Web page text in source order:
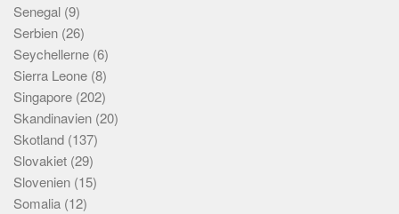
Senegal (9)
Serbien (26)
Seychellerne (6)
Sierra Leone (8)
Singapore (202)
Skandinavien (20)
Skotland (137)
Slovakiet (29)
Slovenien (15)
Somalia (12)